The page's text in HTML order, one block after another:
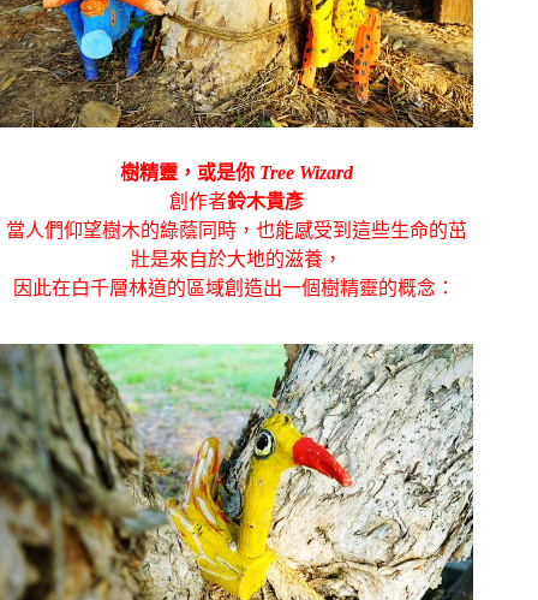
樹精靈，或是你 Tree Wizard
創作者鈴木貴彥
當人們仰望樹木的綠蔭同時，也能感受到這些生命的茁
壯是來自於大地的滋養，
因此在白千層林道的區域創造出一個樹精靈的概念：